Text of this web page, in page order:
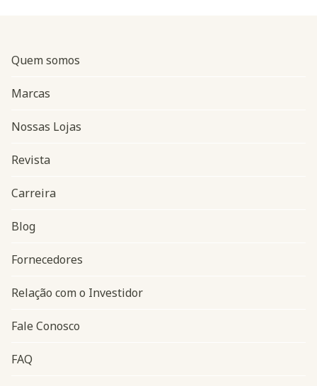
Navegação do rodapé
Quem somos
Marcas
Nossas Lojas
Revista
Carreira
Blog
Fornecedores
Relação com o Investidor
Fale Conosco
FAQ